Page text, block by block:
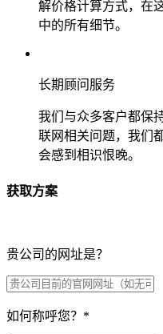
解价格计算方式，在
中的所有细节。
长期顾问服务
我们与众多客户都保
联网相关问题，我们
会感到相识恨晚。
获取方案
贵公司的网址是？
如何称呼您？ *